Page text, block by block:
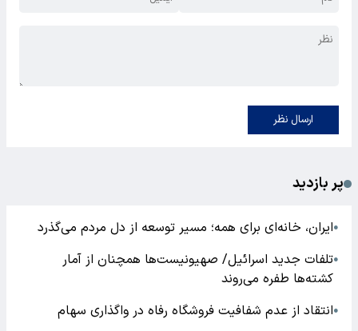
ارسال نظر
پر بازدید
●ایران، خانه‌ای برای همه؛ مسیر توسعه از دل مردم می‌گذرد
●تلفات جدید اسرائیل/ صهیونیست‌ها همچنان از آمار
کشته‌ها طفره می‌روند
●انتقاد از عدم شفافیت فروشگاه رفاه در واگذاری سهام